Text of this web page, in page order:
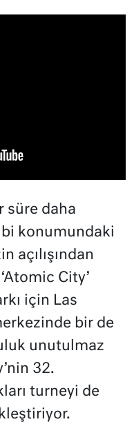
süre daha
konumundaki
açılışından
City’
için Las
bir de
unutulmaz
32.
turneyi de